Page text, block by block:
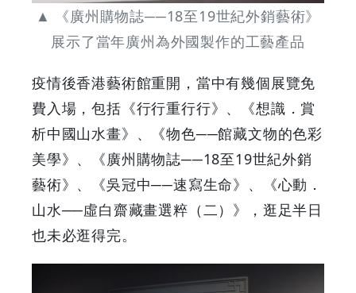
▲ 《廣州購物誌──18至19世紀外銷藝術》
展示了當年廣州為外國製作的工藝產品
疫情後香港藝術館重開，當中有幾個展覽免
費入場，包括《行行重行行》、《想識．賞
析中國山水畫》、《物色──館藏文物的色彩
美學》、《廣州購物誌──18至19世紀外銷
藝術》、《吳冠中──速寫生命》、《心動．
山水──虛白齋藏畫選粹（二）》，逛足半日
也未必逛得完。